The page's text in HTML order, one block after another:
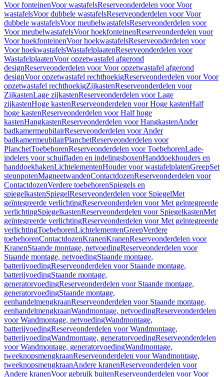
Voor fonteinenVoor wastafelsReserveonderdelen voor Voor
wastafelsVoor dubbele wastafelsReserveonderdelen voor Voor
dubbele wastafelsVoor meubelwastafelsReserveonderdelen voor
Voor meubelwastafelsVoor hoekfonteinenReserveonderdelen voor
Voor hoekfonteinenVoor hoekwastafelsReserveonderdelen voor
Voor hoekwastafelsWastafelplaatenReserveonderdelen voor
WastafelplaatenVoor opzetwastafel afgerond
designReserveonderdelen voor Voor opzetwastafel afgerond
designVoor opzetwastafel rechthoekigReserveonderdelen voor Voor
opzetwastafel rechthoekigZijkastenReserveonderdelen voor
ZijkastenLage zijkastenReserveonderdelen voor Lage
zijkastenHoge kastenReserveonderdelen voor Hoge kastenHalf
hoge kastenReserveonderdelen voor Half hoge
kastenHangkastenReserveonderdelen voor HangkastenAnder
badkamermeubilairReserveonderdelen voor Ander
badkamermeubilairPlanchetReserveonderdelen voor
PlanchetToebehorenReserveonderdelen voor ToebehorenLade-
indelers voor schuifladen en indelingsboxenHanddoekhouders en
handdoekhakenLichtelementenHouder voor wastafelplatenGreepSet
steunpotenMagneetwandenContactdozenReserveonderdelen voor
ContactdozenVerdere toebehorenSpiegels en
spiegelkastenSpiegelReserveonderdelen voor SpiegelMet
geïntegreerde verlichtingReserveonderdelen voor Met geïntegreerde
verlichtingSpiegelkastenReserveonderdelen voor SpiegelkastenMet
geïntegreerde verlichtingReserveonderdelen voor Met geïntegreerde
verlichtingToebehorenLichtelementenGreepVerdere
toebehorenContactdozenKranenKranenReserveonderdelen voor
KranenStaande montage, netvoedingReserveonderdelen voor
Staande montage, netvoedingStaande montage,
batterijvoedingReserveonderdelen voor Staande montage,
batterijvoedingStaande montage,
generatorvoedingReserveonderdelen voor Staande montage,
generatorvoedingStaande montage,
eenhandelmengkraanReserveonderdelen voor Staande montage,
eenhandelmengkraanWandmontage, netvoedingReserveonderdelen
voor Wandmontage, netvoedingWandmontage,
batterijvoedingReserveonderdelen voor Wandmontage,
batterijvoedingWandmontage, generatorvoedingReserveonderdelen
voor Wandmontage, generatorvoedingWandmontage,
tweeknopsmengkraanReserveonderdelen voor Wandmontage,
tweeknopsmengkraanAndere kranenReserveonderdelen voor
Andere kranenVoor gebruik buitenReserveonderdelen voor Voor